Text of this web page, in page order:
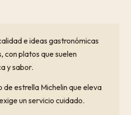
e ideas gastronómicas
con platos que suelen
y sabor.
de estrella Michelin que eleva
un servicio cuidado.